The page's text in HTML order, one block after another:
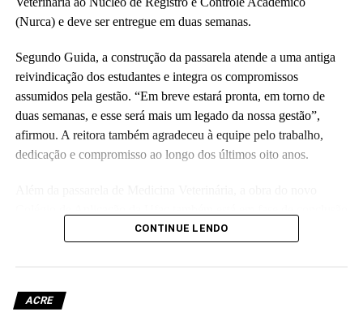
(Nurca) e deve ser entregue em duas semanas.
Segundo Guida, a construção da passarela atende a uma antiga
reivindicação dos estudantes e integra os compromissos
assumidos pela gestão. “Em breve estará pronta, em torno de
duas semanas, e esse será mais um legado da nossa gestão”,
afirmou. A reitora também agradeceu à equipe pelo trabalho,
dedicação e compromisso ao longo dos últimos oito anos.
e deve ser entregue em breve.
superior da Ufac.
CONTINUE LENDO
ACRE